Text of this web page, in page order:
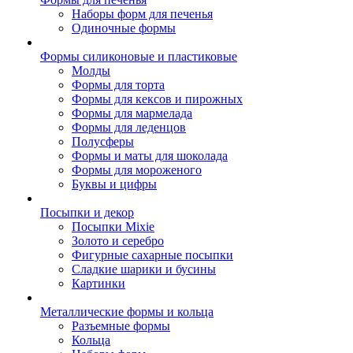
Наборы форм для печенья
Одиночные формы
Формы силиконовые и пластиковые
Молды
Формы для торта
Формы для кексов и пирожных
Формы для мармелада
Формы для леденцов
Полусферы
Формы и маты для шоколада
Формы для мороженого
Буквы и цифры
Посыпки и декор
Посыпки Mixie
Золото и серебро
Фигурные сахарные посыпки
Сладкие шарики и бусины
Картинки
Металлические формы и кольца
Разъемные формы
Кольца